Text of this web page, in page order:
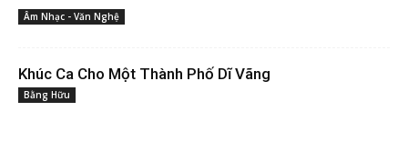
Âm Nhạc - Văn Nghệ
Khúc Ca Cho Một Thành Phố Dĩ Vãng
Bằng Hữu